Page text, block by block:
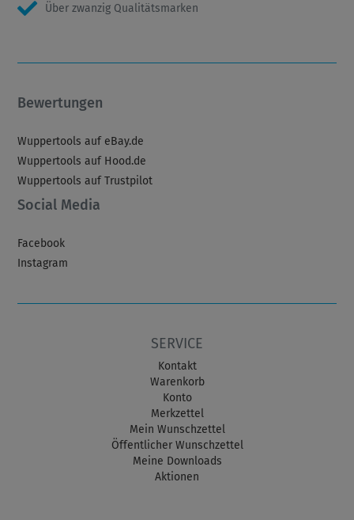
Über zwanzig Qualitätsmarken
Bewertungen
Wuppertools auf eBay.de
Wuppertools auf Hood.de
Wuppertools auf Trustpilot
Social Media
Facebook
Instagram
SERVICE
Kontakt
Warenkorb
Konto
Merkzettel
Mein Wunschzettel
Öffentlicher Wunschzettel
Meine Downloads
Aktionen